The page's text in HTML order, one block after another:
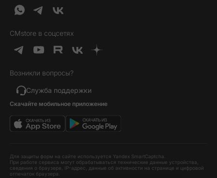
Гаджеты
Услуги и софт
Идеи подарков
Товары дня
Выгодные комплекты
Хиты продаж
Уценка
Кредит и рассрочка
О нас
CMstore в соцсетях
Возникли вопросы?
Служба поддержки
Скачайте мобильное приложение
Для защиты форм на сайте используется Yandex SmartCaptcha.
При работе сервиса могут обрабатываться технические данные устройства,
сведения о браузере, IP-адрес, данные об активности на странице и цифровой
отпечаток браузера.